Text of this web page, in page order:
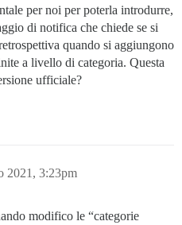
per noi per poterla introdurre,
di notifica che chiede se si
quando si aggiungono
a livello di categoria. Questa
ufficiale?
2021, 3:23pm
modifico le “categorie